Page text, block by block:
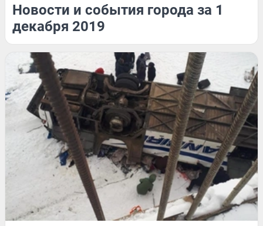
Новости и события города за 1
декабря 2019